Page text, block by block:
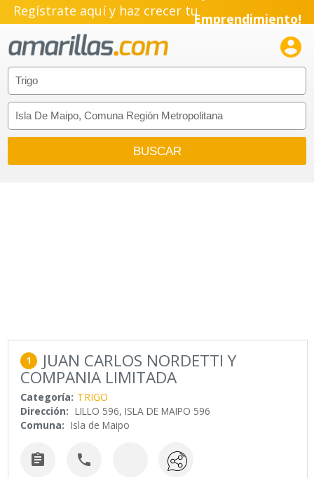
Regístrate aquí y haz crecer tuEmprendimiento!

1 JUAN CARLOS NORDETTI Y
COMPANIA LIMITADA
Categoría: TRIGO
Dirección: LILLO 596, ISLA DE MAIPO 596
Comuna: Isla de Maipo
 